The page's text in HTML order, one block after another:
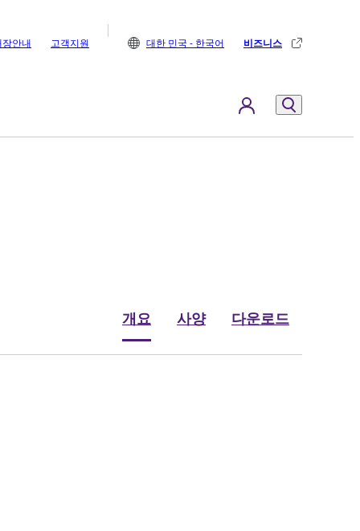
장안내 고객지원 대한 민국 - 한국어 비즈니스
개요 사양 다운로드